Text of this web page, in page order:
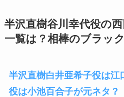
半沢直樹谷川幸代役の
一覧は？相棒のブラッ
半沢直樹白井亜希子役は江
役は小池百合子が元ネタ？